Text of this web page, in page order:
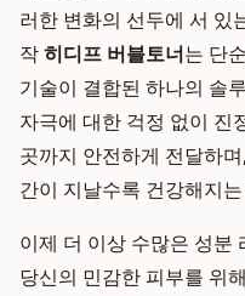
러한 변화의 선두에 서 있
작히디프 버블토너는 단
기술이 결합된 하나의 솔
자극에 대한 걱정 없이 진
곳까지 안전하게 전달하
간이 지날수록 건강해지
이제 더 이상 수많은 성분
당신의 민감한 피부를 위